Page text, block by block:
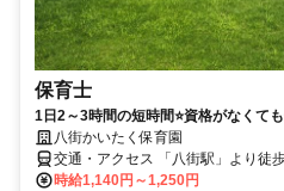
保育士
1日2～3時間の短時間⭐資格がなくて
八街かいたく保育園
交通・アクセス 「八街駅」より徒
時給1,140円～1,250円